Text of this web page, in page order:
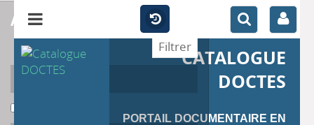
CATALOGUE
DOCTES
PORTAIL DOCUMENTAIRE EN
affiner
Auteur
YZER M.C.